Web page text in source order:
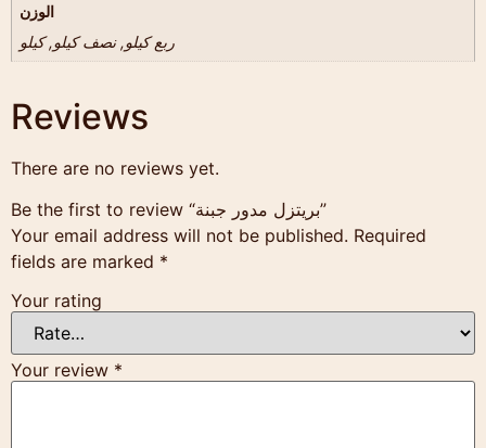
الوزن
ربع كيلو, نصف كيلو, كيلو
Reviews
There are no reviews yet.
Be the first to review “بريتزل مدور جبنة”
Your email address will not be published. Required
fields are marked *
Your rating
Your review *